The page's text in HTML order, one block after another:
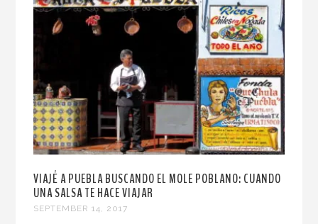
VIAJÉ A PUEBLA BUSCANDO EL MOLE POBLANO: CUANDO
UNA SALSA TE HACE VIAJAR
SEPTEMBER 14, 2017